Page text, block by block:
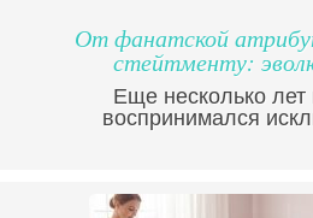
От фанатской
стейтменту:
Еще несколько лет
воспринимался